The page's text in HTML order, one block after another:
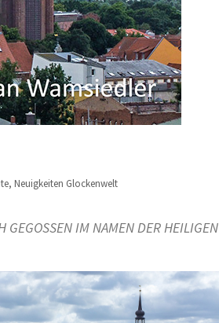
, Neuigkeiten Glockenwelt
GEGOSSEN IM NAMEN DER HEILIGEN